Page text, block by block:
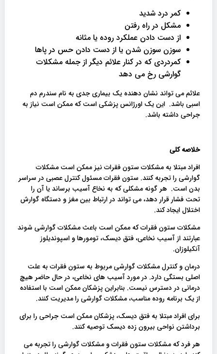
کمر درد شدید
مشکل در راه رفتن
از دست دادن عملکرد روده یا مثانه
سوزن سوزن شدن یا از دست دادن حس در پاها
کمردردی که در کنار علائم دیگر از جمله مشکلات
گوارشی رخ می دهد
علائم می تواند نشان دهنده یک بیماری جدی به نام سندرم دم
اسبی باشد. این یک اورژانس پزشکی است که ممکن است نیاز به
جراحی داشته باشد.
خلاصه کلی
افراد مبتلا به مشکلات ستون فقرات نیز ممکن است مشکلات
گوارشی را تجربه کنند. ستون فقرات مسئول کنترل عصبی در سراسر
بدن است. هر گونه مشکلی که به نخاع آسیب برساند یا آن را
تحت فشار قرار دهد، می تواند در ارتباط بین مغز و دستگاه گوارش
اختلال ایجاد کند.
مشکلات ستون فقرات که ممکن است باعث مشکلات گوارشی شوند
عبارتند از آسیب نخاعی، فتق دیسک، تومورها و اسپوندیلوز
آنکیلوزان.
درمان و کنترل مشکلات گوارشی مربوط به ستون فقرات به علت
اصلی بستگی دارد. در مورد آسیب های نخاعی، در حال حاضر هیچ
درمانی در دسترس نیست. بنابراین پزشکان ممکن است با استفاده
از یک برنامه روده مناسب، مشکلات گوارشی را مدیریت کنند.
برای افراد مبتلا به فتق دیسک، پزشکان ممکن است جراحی را برای
برداشتن نواحی بیرون زده دیسک توصیه کنند.
هر فرد که مشکلات ستون فقرات و مشکلات گوارشی را تجربه می